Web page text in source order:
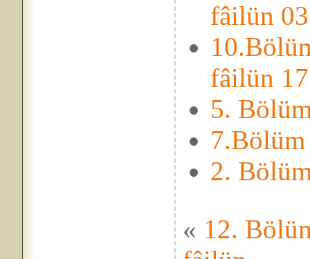
fâilün
fâilün
5.
7.Bölüm
2.
« 12.